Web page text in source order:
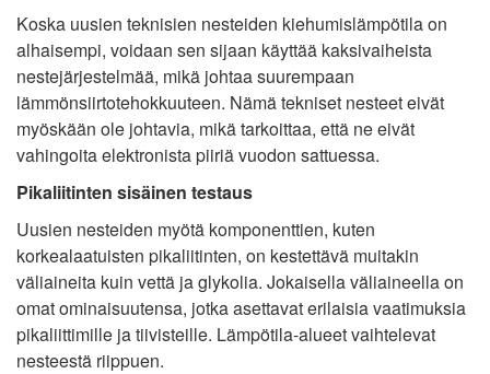
Koska uusien teknisien nesteiden kiehumislämpötila on
alhaisempi, voidaan sen sijaan käyttää kaksivaiheista
nestejärjestelmää, mikä johtaa suurempaan
lämmönsiirtotehokkuuteen. Nämä tekniset nesteet eivät
myöskään ole johtavia, mikä tarkoittaa, että ne eivät
vahingoita elektronista piiriä vuodon sattuessa.
Pikaliitinten sisäinen testaus
Uusien nesteiden myötä komponenttien, kuten
korkealaatuisten pikaliitinten, on kestettävä muitakin
väliaineita kuin vettä ja glykolia. Jokaisella väliaineella on
omat ominaisuutensa, jotka asettavat erilaisia vaatimuksia
pikaliittimille ja tiivisteille. Lämpötila-alueet vaihtelevat
nesteestä riippuen.